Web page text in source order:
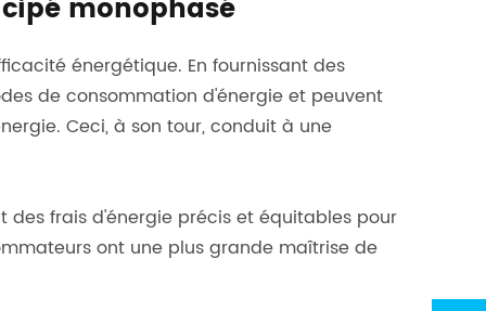
monophasé
énergétique. En fournissant des
de consommation d'énergie et peuvent
Ceci, à son tour, conduit à une
des frais d'énergie précis et équitables pour
ont une plus grande maîtrise de